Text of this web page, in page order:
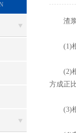
渣浆
(1)根
(2)根
方成正
(3)根